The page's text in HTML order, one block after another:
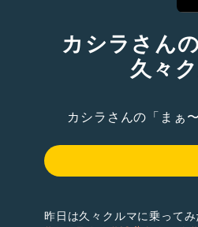
カシラさん
久々
カシラさんの「まぁ
昨日は久々クルマに乗って